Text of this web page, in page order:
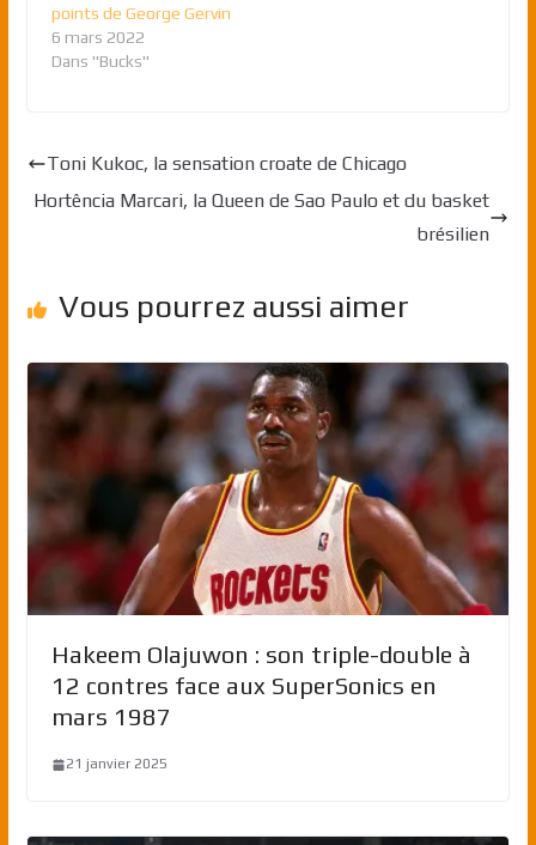
points de George Gervin
6 mars 2022
Dans "Bucks"
Toni Kukoc, la sensation croate de Chicago
Hortência Marcari, la Queen de Sao Paulo et du basket
brésilien
Vous pourrez aussi aimer
Hakeem Olajuwon : son triple-double à
12 contres face aux SuperSonics en
mars 1987
21 janvier 2025